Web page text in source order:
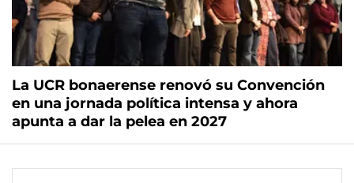
La UCR bonaerense renovó su Convención
en una jornada política intensa y ahora
apunta a dar la pelea en 2027